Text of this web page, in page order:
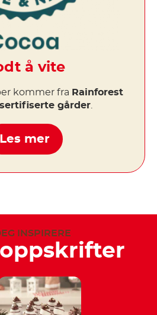
å vite
kommer fra Rainforest
gårder.
Les mer
INSPIRERE